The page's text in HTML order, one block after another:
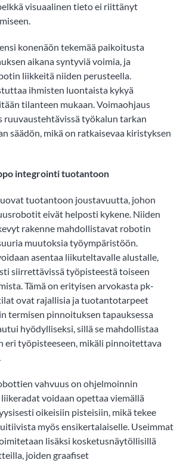
visuaalinen tieto ei riittänyt
konenäön tekemää paikoitusta
aikana syntyviä voimia, ja
liikkeitä niiden perusteella.
ihmisten luontaista kykyä
tilanteen mukaan. Voimaohjaus
ruuvaustehtävissä työkalun tarkan
säädön, mikä on ratkaisevaa kiristyksen
integrointi tuotantoon
tuotantoon joustavuutta, johon
eivät helposti kykene. Niiden
rakenne mahdollistavat robotin
muutoksia työympäristöön.
asentaa liikuteltavalle alustalle,
siirrettävissä työpisteestä toiseen
Tämä on erityisen arvokasta pk-
ovat rajallisia ja tuotantotarpeet
termisen pinnoituksen tapauksessa
hyödylliseksi, sillä se mahdollistaa
eri työpisteeseen, mikäli pinnoitettava
vahvuus on ohjelmoinnin
voidaan opettaa viemällä
oikeisiin pisteisiin, mikä tekee
myös ensikertalaiselle. Useimmat
lisäksi kosketusnäytöllisillä
joiden graafiset